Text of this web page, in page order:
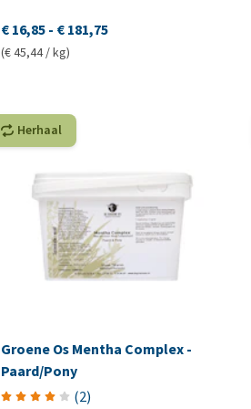
€ 16,85 - € 181,75
(€ 45,44 / kg)
Herhaal
Groene Os Mentha Complex -
Paard/Pony
(2)